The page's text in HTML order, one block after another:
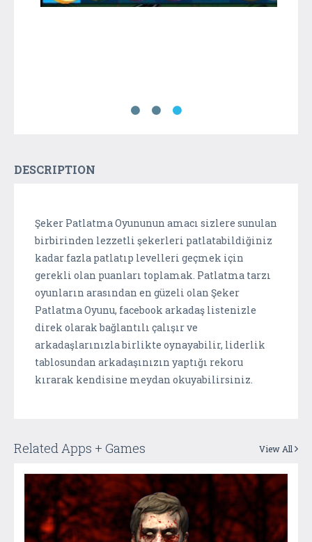
DESCRIPTION
Şeker Patlatma Oyununun amacı sizlere sunulan
birbirinden lezzetli şekerleri patlatabildiğiniz
kadar fazla patlatıp levelleri geçmek için
gerekli olan puanları toplamak. Patlatma tarzı
oyunların arasından en güzeli olan Şeker
Patlatma Oyunu, facebook arkadaş listenizle
direk olarak bağlantılı çalışır ve
arkadaşlarınızla birlikte oynayabilir, liderlik
tablosundan arkadaşınızın yaptığı rekoru
kırarak kendisine meydan okuyabilirsiniz.
Related Apps + Games View All